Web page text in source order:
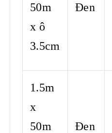
50m
x ô
3.5cm
Đen
1.5m
x
50m
Đen